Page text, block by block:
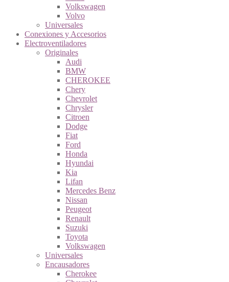
Volkswagen
Volvo
Universales
Conexiones y Accesorios
Electroventiladores
Originales
Audi
BMW
CHEROKEE
Chery
Chevrolet
Chrysler
Citroen
Dodge
Fiat
Ford
Honda
Hyundai
Kia
Lifan
Mercedes Benz
Nissan
Peugeot
Renault
Suzuki
Toyota
Volkswagen
Universales
Encausadores
Cherokee